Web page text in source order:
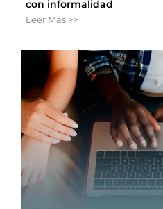
con informalidad
Leer Más >>